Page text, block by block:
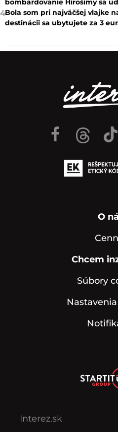
bombardovanie Hirošimy sa
4Bola som pri najväčšej vlajke
destinácii sa ubytujete za 3
O
Chcem
Súbory
Interez.sk